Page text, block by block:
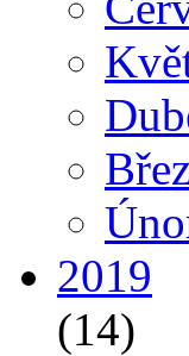
2019
(14)